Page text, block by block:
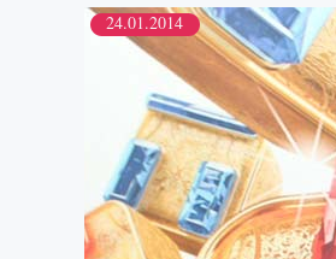
24.01.2014